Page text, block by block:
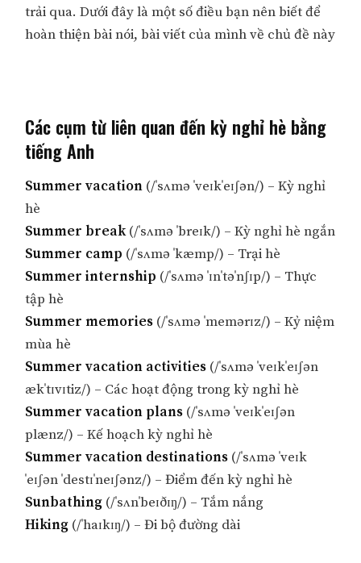
trải qua. Dưới đây là một số điều bạn nên biết để
hoàn thiện bài nói, bài viết của mình về chủ đề này
Các cụm từ liên quan đến kỳ nghỉ hè bằng
tiếng Anh
Summer vacation (/ˈsʌmə ˈveɪkˈeɪʃən/) – Kỳ nghỉ
hè
Summer break(/ˈsʌmə ˈbreɪk/) – Kỳ nghỉ hè ngắn
Summer camp (/ˈsʌmə ˈkæmp/) – Trại hè
Summer internship (/ˈsʌmə ˈɪnˈtəˈnʃɪp/) – Thực
tập hè
Summer memories (/ˈsʌmə ˈmemərɪz/) – Kỷ niệm
mùa hè
Summer vacation activities (/ˈsʌmə ˈveɪkˈeɪʃən
ækˈtɪvɪtiz/) – Các hoạt động trong kỳ nghỉ hè
Summer vacation plans (/ˈsʌmə ˈveɪkˈeɪʃən
plænz/) – Kế hoạch kỳ nghỉ hè
Summer vacation destinations (/ˈsʌmə ˈveɪk
ˈeɪʃən ˈdestɪˈneɪʃənz/) – Điểm đến kỳ nghỉ hè
Sunbathing (/ˈsʌnˈbeɪðɪŋ/) – Tắm nắng
Hiking (/ˈhaɪkɪŋ/) – Đi bộ đường dài